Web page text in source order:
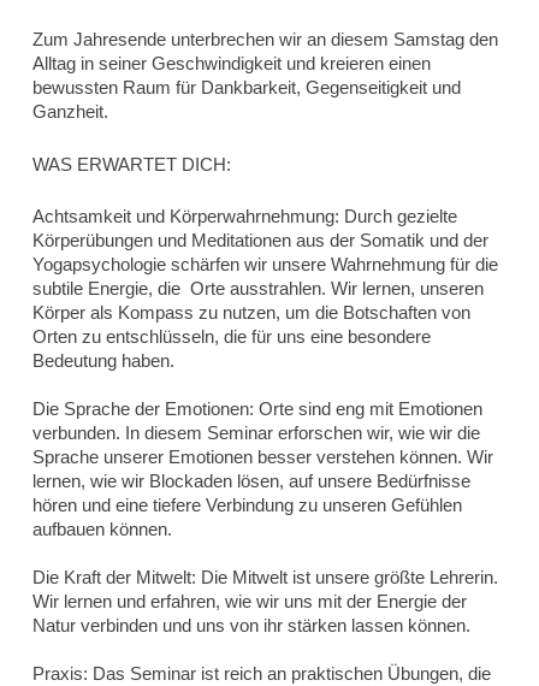
Zum Jahresende unterbrechen wir an diesem Samstag den
Alltag in seiner Geschwindigkeit und kreieren einen
bewussten Raum für Dankbarkeit, Gegenseitigkeit und
Ganzheit.
WAS ERWARTET DICH:
Achtsamkeit und Körperwahrnehmung: Durch gezielte
Körperübungen und Meditationen aus der Somatik und der
Yogapsychologie schärfen wir unsere Wahrnehmung für die
subtile Energie, die Orte ausstrahlen. Wir lernen, unseren
Körper als Kompass zu nutzen, um die Botschaften von
Orten zu entschlüsseln, die für uns eine besondere
Bedeutung haben.
Die Sprache der Emotionen: Orte sind eng mit Emotionen
verbunden. In diesem Seminar erforschen wir, wie wir die
Sprache unserer Emotionen besser verstehen können. Wir
lernen, wie wir Blockaden lösen, auf unsere Bedürfnisse
hören und eine tiefere Verbindung zu unseren Gefühlen
aufbauen können.
Die Kraft der Mitwelt: Die Mitwelt ist unsere größte Lehrerin.
Wir lernen und erfahren, wie wir uns mit der Energie der
Natur verbinden und uns von ihr stärken lassen können.
Praxis: Das Seminar ist reich an praktischen Übungen, die